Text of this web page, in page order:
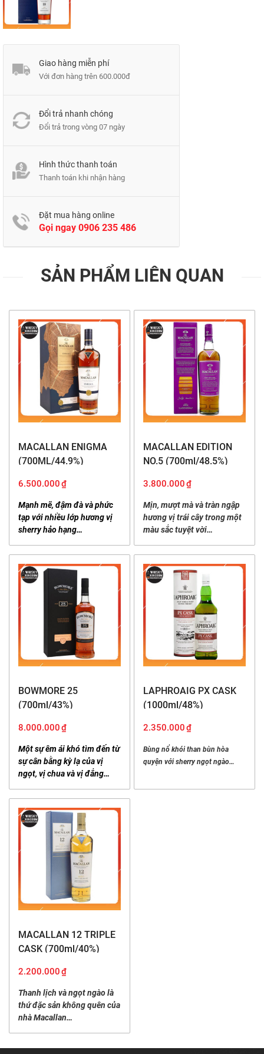
Bạn có thể mua rượu whiskyMacallan 18 Sherry
Oak Cask tạiWhisky Kingdom bằng cách trực tiếp
hoặc đặt hàng online thông qua các kênh
Website,Facebookhoặc Zalo.
Chúng tôi giao hàng trên toàn quốc, và giao hàng
siêu tốc tại Hà Nội.
Cảm ơn bạn!
Giao hàng miễn phí
Với đơn hàng trên 600.000đ
Đổi trả nhanh chóng
Đổi trả trong vòng 07 ngày
Hình thức thanh toán
Thanh toán khi nhận hàng
Đặt mua hàng online
Gọi ngay 0906 235 486
SẢN PHẨM LIÊN QUAN
MACALLAN ENIGMA
(700ML/44.9%)
6.500.000₫
Mạnh mẽ, đậm đà và phức
tạp với nhiều lớp hương vị
sherry hảo hạng…
MACALLAN EDITION
NO.5 (700ml/48.5%)
3.800.000₫
Mịn, mượt mà và tràn ngập
hương vị trái cây trong một
màu sắc tuyệt vời…
BOWMORE 25
(700ml/43%)
8.000.000₫
Một sự êm ái khó tìm đến từ
sự cân bằng kỳ lạ của vị
ngọt, vị chua và vị đắng…
LAPHROAIG PX CASK
(1000ml/48%)
2.350.000₫
Bùng nổ khói than bùn hòa
quyện với sherry ngọt ngào…
MACALLAN 12 TRIPLE
CASK (700ml/40%)
2.200.000₫
Thanh lịch và ngọt ngào là
thứ đặc sản không quên của
nhà Macallan…